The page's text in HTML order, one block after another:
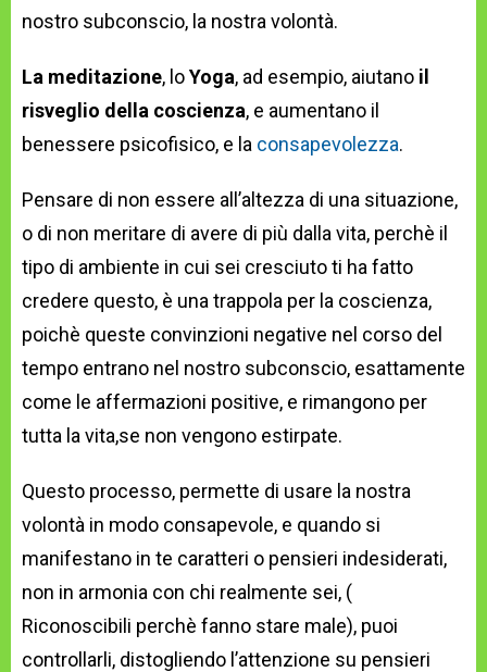
nostro subconscio, la nostra volontà.
La meditazione, loYoga, ad esempio, aiutano il
risveglio della coscienza, e aumentano il
benessere psicofisico, e la consapevolezza.
Pensare di non essere all’altezza di una situazione,
o di non meritare di avere di più dalla vita, perchè il
tipo di ambiente in cui sei cresciuto ti ha fatto
credere questo, è una trappola per la coscienza,
poichè queste convinzioni negative nel corso del
tempo entrano nel nostro subconscio, esattamente
come le affermazioni positive, e rimangono per
tutta la vita,se non vengono estirpate.
Questo processo, permette di usare la nostra
volontà in modo consapevole, e quando si
manifestano in te caratteri o pensieri indesiderati,
non in armonia con chi realmente sei, (
Riconoscibili perchè fanno stare male), puoi
controllarli, distogliendo l’attenzione su pensieri